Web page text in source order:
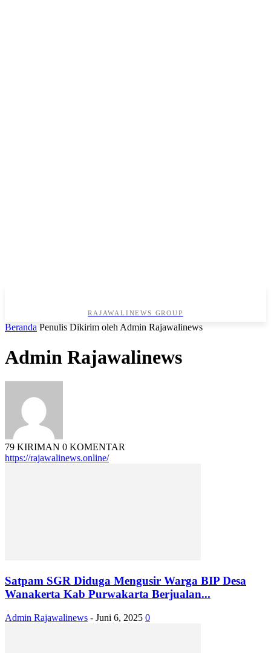
RAJAWALINEWS GROUP
Beranda Penulis Dikirim oleh Admin Rajawalinews
Admin Rajawalinews
79 KIRIMAN 0 KOMENTAR
https://rajawalinews.online/
Satpam SGR Diduga Mengusir Warga BIP Desa
Wanakerta Kab Purwakarta Berjualan...
Admin Rajawalinews - Juni 6, 2025 0